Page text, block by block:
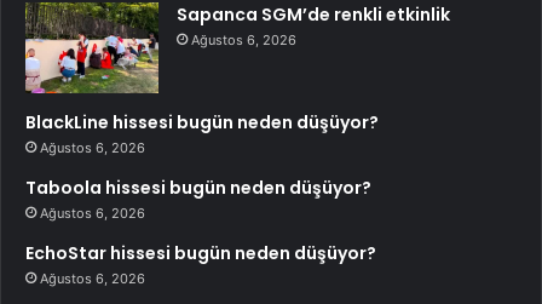
Sapanca SGM’de renkli etkinlik
Ağustos 6, 2026
BlackLine hissesi bugün neden düşüyor?
Ağustos 6, 2026
Taboola hissesi bugün neden düşüyor?
Ağustos 6, 2026
EchoStar hissesi bugün neden düşüyor?
Ağustos 6, 2026